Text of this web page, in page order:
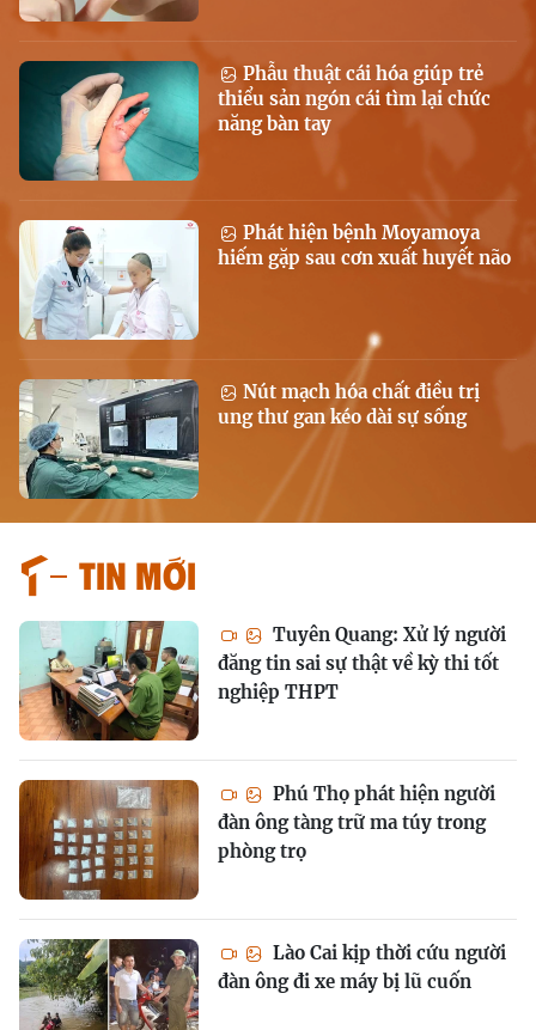
Phẫu thuật cái hóa giúp trẻ
thiểu sản ngón cái tìm lại chức
năng bàn tay
Phát hiện bệnh Moyamoya
hiếm gặp sau cơn xuất huyết não
Nút mạch hóa chất điều trị
ung thư gan kéo dài sự sống
Tin mới
Tuyên Quang: Xử lý người
đăng tin sai sự thật về kỳ thi tốt
nghiệp THPT
Phú Thọ phát hiện người
đàn ông tàng trữ ma túy trong
phòng trọ
Lào Cai kịp thời cứu người
đàn ông đi xe máy bị lũ cuốn